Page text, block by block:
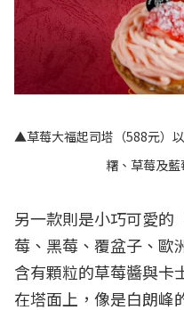
▲草莓大福起司塔（588元）
糬、草莓及藍
另一款則是小巧可愛的
莓、黑莓、覆盆子、歐
含有顆粒的草莓醬與卡
在塔面上，像是白朗峰